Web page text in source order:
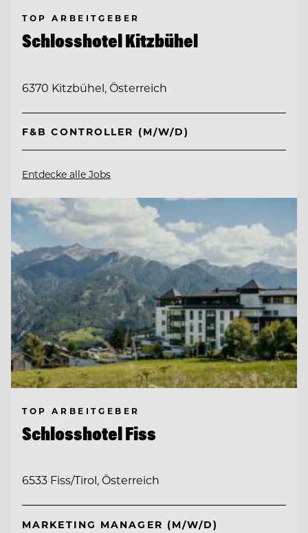
TOP ARBEITGEBER
Schlosshotel Kitzbühel
6370 Kitzbühel, Österreich
F&B CONTROLLER (M/W/D)
Entdecke alle Jobs
TOP ARBEITGEBER
Schlosshotel Fiss
6533 Fiss/Tirol, Österreich
MARKETING MANAGER (M/W/D)